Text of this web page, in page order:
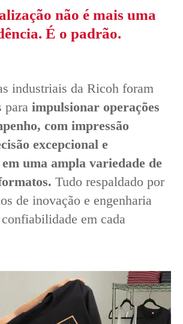
não é mais uma
É o padrão.
industriais da Ricoh foram
para impulsionar operações
com impressão
excepcional e
uma ampla variedade de
Tudo respaldado por
de inovação e engenharia
em cada